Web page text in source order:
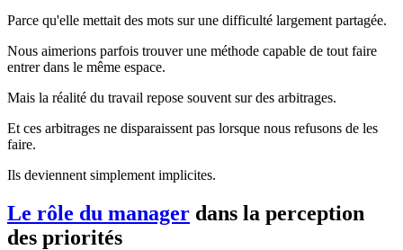
Parce qu'elle mettait des mots sur une difficulté largement partagée.
Nous aimerions parfois trouver une méthode capable de tout faire
entrer dans le même espace.
Mais la réalité du travail repose souvent sur des arbitrages.
Et ces arbitrages ne disparaissent pas lorsque nous refusons de les
faire.
Ils deviennent simplement implicites.
Le rôle du manager dans la perception
des priorités